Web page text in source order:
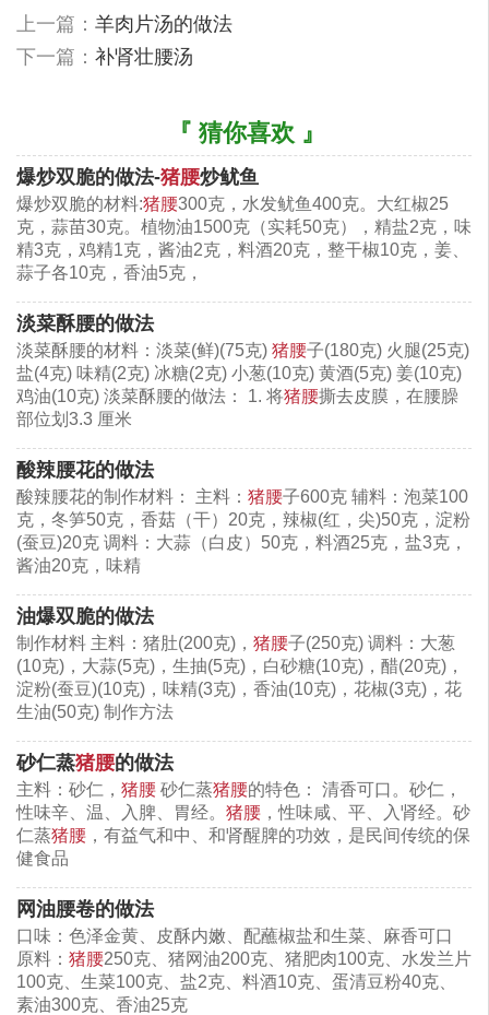
猪腰健康有小常识
猪腰之所以有腥味，大多是因为猪腰内的白筋所造成
入水中用力将血水挤出即可。此外，在烹调时加入
葱，适量的黄酒也有去腥味的效果。
转载须保留网址：https://www.caidaoke.com/tang/yst/18251.html
相关内容：
猪腰
上一篇： 羊肉片汤的做法
下一篇： 补肾壮腰汤
『 猜你喜欢 』
爆炒双脆的做法-猪腰炒鱿鱼
爆炒双脆的材料:猪腰300克，水发鱿鱼400克。大红椒25
克，蒜苗30克。植物油1500克（实耗50克），精盐2克，味
精3克，鸡精1克，酱油2克，料酒20克，整干椒10克，姜、
蒜子各10克，香油5克，
淡菜酥腰的做法
淡菜酥腰的材料：淡菜(鲜)(75克) 猪腰子(180克) 火腿(25克)
盐(4克) 味精(2克) 冰糖(2克) 小葱(10克) 黄酒(5克) 姜(10克)
鸡油(10克) 淡菜酥腰的做法： 1. 将猪腰撕去皮膜，在腰臊
部位划3.3 厘米
酸辣腰花的做法
酸辣腰花的制作材料： 主料： 猪腰子600克 辅料：泡菜100
克，冬笋50克，香菇（干）20克，辣椒(红，尖)50克，淀粉
(蚕豆)20克 调料：大蒜（白皮）50克，料酒25克，盐3克，
酱油20克，味精
油爆双脆的做法
制作材料 主料：猪肚(200克)， 猪腰子(250克) 调料：大葱
(10克)，大蒜(5克)，生抽(5克)，白砂糖(10克)，醋(20克)，
淀粉(蚕豆)(10克)，味精(3克)，香油(10克)，花椒(3克)，花
生油(50克) 制作方法
砂仁蒸猪腰的做法
主料：砂仁， 猪腰 砂仁蒸猪腰的特色： 清香可口。砂仁，
性味辛、温、入脾、胃经。 猪腰 ，性味咸、平、入肾经。砂
仁蒸猪腰 ，有益气和中、和肾醒脾的功效，是民间传统的保
健食品
网油腰卷的做法
口味：色泽金黄、皮酥内嫩、配蘸椒盐和生菜、麻香可口
原料： 猪腰250克、猪网油200克、猪肥肉100克、水发兰片
100克、生菜100克、盐2克、料酒10克、蛋清豆粉40克、
素油300克、香油25克